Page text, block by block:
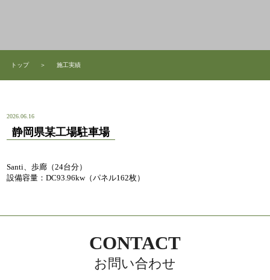
トップ ＞ 施工実績
2026.06.16
静岡県某工場駐車場
Santi、歩廊（24台分）
設備容量：DC93.96kw（パネル162枚）
CONTACT
お問い合わせ